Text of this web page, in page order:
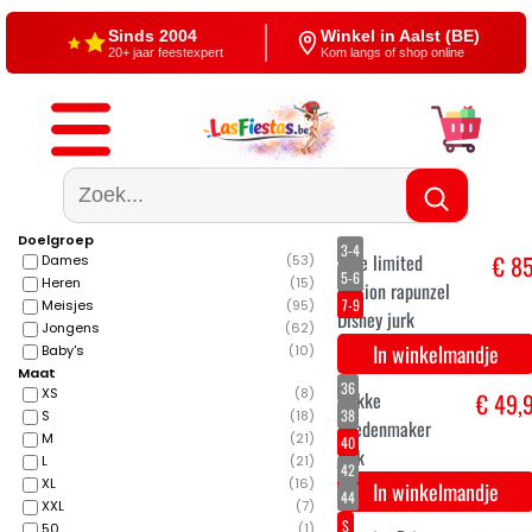
Gratis verzending
Vanaf €60 4,5/5 — Google
500+ reviews
Doelgroep
Dames
(53)
Heren
(15)
Meisjes
(95)
Jongens
(62)
Baby's
(10)
Maat
XS
(8)
S
(18)
M
(21)
L
(21)
XL
(16)
XXL
(7)
3-4
5-6
7-9
Luxe limited
edition rapunzel
Disney jurk
€